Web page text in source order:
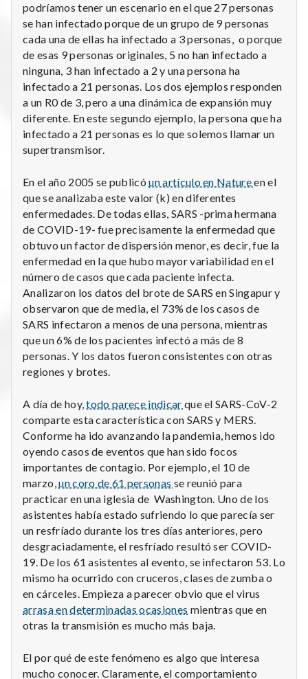
podríamos tener un escenario en el que 27 personas
se han infectado porque de un grupo de 9 personas
cada una de ellas ha infectado a 3 personas, o porque
de esas 9 personas originales, 5 no han infectado a
ninguna, 3 han infectado a 2 y una persona ha
infectado a 21 personas. Los dos ejemplos responden
a un R0 de 3, pero a una dinámica de expansión muy
diferente. En este segundo ejemplo, la persona que ha
infectado a 21 personas es lo que solemos llamar un
supertransmisor.
En el año 2005 se publicóun artículo en Natureen el
que se analizaba este valor (k) en diferentes
enfermedades. De todas ellas, SARS -prima hermana
de COVID-19- fue precisamente la enfermedad que
obtuvo un factor de dispersión menor, es decir, fue la
enfermedad en la que hubo mayor variabilidad en el
número de casos que cada paciente infecta.
Analizaron los datos del brote de SARS en Singapur y
observaron que de media, el 73% de los casos de
SARS infectaron a menos de una persona, mientras
que un 6% de los pacientes infectó a más de 8
personas. Y los datos fueron consistentes con otras
regiones y brotes.
A día de hoy,todo parece indicar que el SARS-CoV-2
comparte esta característica con SARS y MERS.
Conforme ha ido avanzando la pandemia, hemos ido
oyendo casos de eventos que han sido focos
importantes de contagio. Por ejemplo, el 10 de
marzo,un coro de 61 personas se reunió para
practicar en una iglesia de Washington. Uno de los
asistentes había estado sufriendo lo que parecía ser
un resfríado durante los tres días anteriores, pero
desgraciadamente, el resfríado resultó ser COVID-
19. De los 61 asistentes al evento, se infectaron 53. Lo
mismo ha ocurrido con cruceros, clases de zumba o
en cárceles. Empieza a parecer obvio que el virus
arrasa en determinadas ocasiones mientras que en
otras la transmisión es mucho más baja.
El por qué de este fenómeno es algo que interesa
mucho conocer. Claramente, el comportamiento